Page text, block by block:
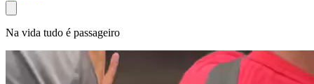
Na vida tudo é passageiro